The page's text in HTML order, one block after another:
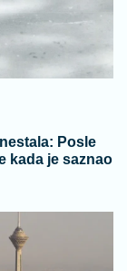
Posle
kada je saznao